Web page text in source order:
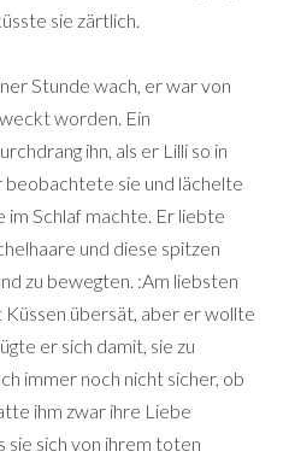
sie zärtlich.
Stunde wach, er war von
worden. Ein
ihn, als er Lilli so in
beobachtete sie und lächelte
im Schlaf machte. Er liebte
und diese spitzen
zu bewegten. :Am liebsten
übersät, aber er wollte
er sich damit, sie zu
immer noch nicht sicher, ob
ihm zwar ihre Liebe
sie sich von ihrem toten